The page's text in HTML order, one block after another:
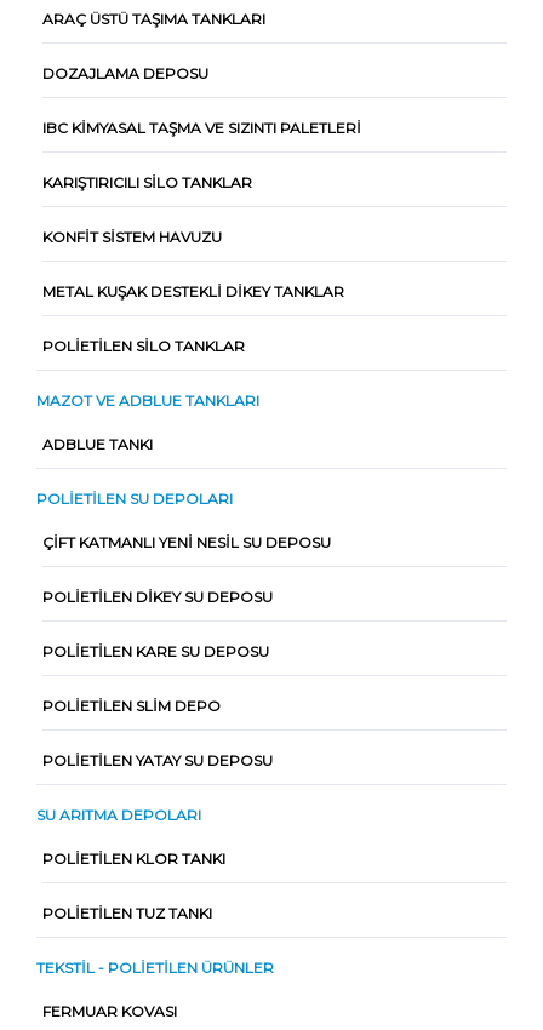
ARAÇ ÜSTÜ TAŞIMA TANKLARI
DOZAJLAMA DEPOSU
IBC KIMYASAL TAŞMA VE SIZINTI PALETLERI
KARIŞTIRICILI SILO TANKLAR
KONFIT SISTEM HAVUZU
METAL KUŞAK DESTEKLI DIKEY TANKLAR
POLIETILEN SILO TANKLAR
MAZOT VE ADBLUE TANKLARI
ADBLUE TANKI
POLIETILEN SU DEPOLARI
ÇIFT KATMANLI YENI NESIL SU DEPOSU
POLIETILEN DIKEY SU DEPOSU
POLIETILEN KARE SU DEPOSU
POLIETILEN SLIM DEPO
POLIETILEN YATAY SU DEPOSU
SU ARITMA DEPOLARI
POLIETILEN KLOR TANKI
POLIETILEN TUZ TANKI
TEKSTIL - POLIETILEN ÜRÜNLER
FERMUAR KOVASI